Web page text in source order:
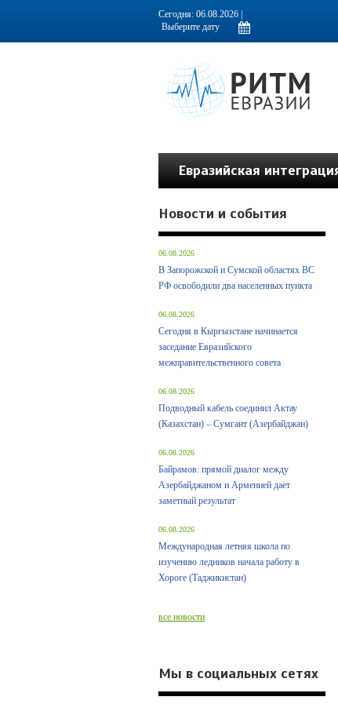
Информационно-аналитическое издание, посвященное актуальным
Сегодня: 06.08.2026 |
Евразийская
Новости и события
06.08.2026
В Запорожской и Сумской областях ВС
РФ освободили два населенных пункта
06.08.2026
Сегодня в Кыргызстане начинается
заседание Евразийского
межправительственного совета
06.08.2026
Подводный кабель соединил Актау
(Казахстан) – Сумгаит (Азербайджан)
06.08.2026
Байрамов: прямой диалог между
Азербайджаном и Арменией дает
заметный результат
06.08.2026
Международная летняя школа по
изучению ледников начала работу в
Хороге (Таджикистан)
все новости
Мы в социальных сетях